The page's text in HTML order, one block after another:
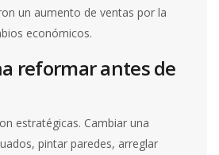
un aumento de ventas por la
económicos.
reformar antes de
estratégicas. Cambiar una
pintar paredes, arreglar